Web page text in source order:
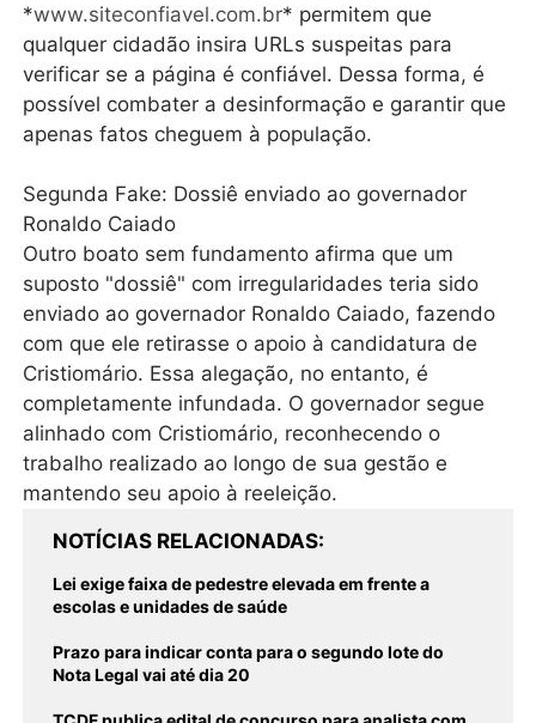
*www.siteconfiavel.com.br* permitem que
qualquer cidadão insira URLs suspeitas para
verificar se a página é confiável. Dessa forma, é
possível combater a desinformação e garantir que
apenas fatos cheguem à população.
Segunda Fake: Dossiê enviado ao governador
Ronaldo Caiado
Outro boato sem fundamento afirma que um
suposto "dossiê" com irregularidades teria sido
enviado ao governador Ronaldo Caiado, fazendo
com que ele retirasse o apoio à candidatura de
Cristiomário. Essa alegação, no entanto, é
completamente infundada. O governador segue
alinhado com Cristiomário, reconhecendo o
trabalho realizado ao longo de sua gestão e
mantendo seu apoio à reeleição.
NOTÍCIAS RELACIONADAS
Lei exige faixa de pedestre elevada em frente a
escolas e unidades de saúde
Prazo para indicar conta para o segundo lote do
Nota Legal vai até dia 20